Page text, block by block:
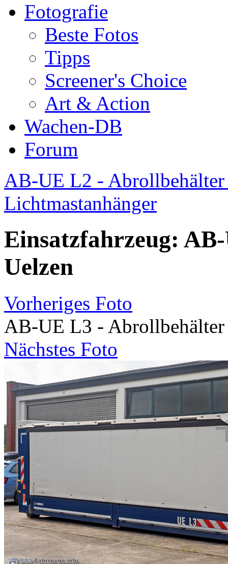
Fotografie
Beste Fotos
Tipps
Screener's Choice
Art & Action
Wachen-DB
Forum
AB-UE L2 - Abrollbehälter
Lichtmastanhänger
Einsatzfahrzeug:
Uelzen
Vorheriges Foto
AB-UE L3 - Abrollbehälter
Nächstes Foto